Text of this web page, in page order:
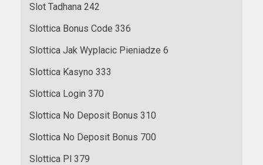
Slot Tadhana 242
Slottica Bonus Code 336
Slottica Jak Wyplacic Pieniadze 6
Slottica Kasyno 333
Slottica Login 370
Slottica No Deposit Bonus 310
Slottica No Deposit Bonus 700
Slottica Pl 379